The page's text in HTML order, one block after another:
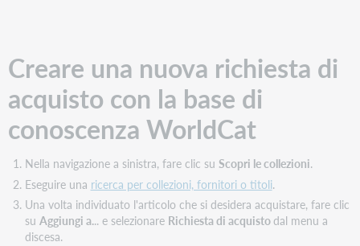
Creare una nuova richiesta di
acquisto con la base di
conoscenza WorldCat
Nella navigazione a sinistra, fare clic su Scopri le collezioni.
Eseguire una ricerca per collezioni, fornitori o titoli.
Una volta individuato l'articolo che si desidera acquistare, fare clic
su Aggiungi a... e selezionare Richiesta di acquistodal menu a
discesa.